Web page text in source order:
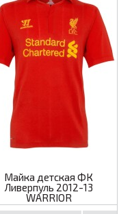
Майка детская ФК
Ливерпуль 2012-13
WARRIOR